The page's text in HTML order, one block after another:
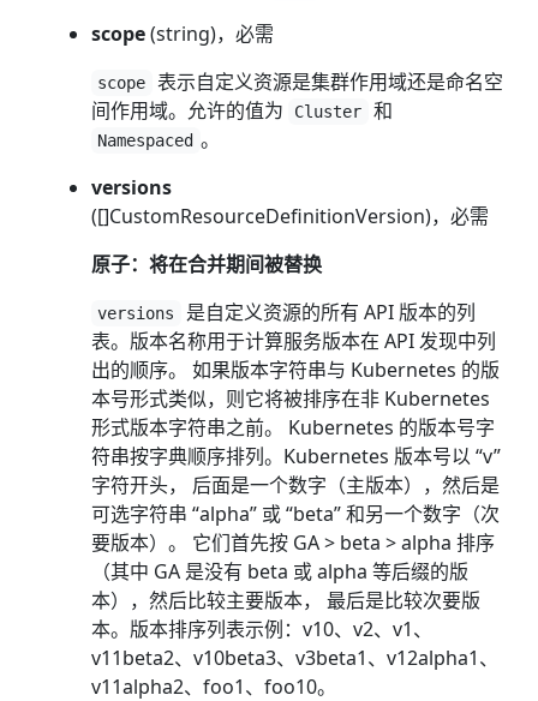
scope(string)，必需
scope
表示自定义资源是集群作用域还是命名空
间作用域。允许的值为
Cluster 和
Namespaced 。
versions
([]CustomResourceDefinitionVersion)，必需
原子：将在合并期间被替换
versions
是自定义资源的所有 API 版本的列
表。版本名称用于计算服务版本在 API 发现中列
出的顺序。 如果版本字符串与 Kubernetes 的版
本号形式类似，则它将被排序在非 Kubernetes
形式版本字符串之前。 Kubernetes 的版本号字
符串按字典顺序排列。Kubernetes 版本号以 “v”
字符开头， 后面是一个数字（主版本），然后是
可选字符串 “alpha” 或 “beta” 和另一个数字（次
要版本）。 它们首先按 GA > beta > alpha 排序
（其中 GA 是没有 beta 或 alpha 等后缀的版
本），然后比较主要版本， 最后是比较次要版
本。版本排序列表示例：v10、v2、v1、
v11beta2、v10beta3、v3beta1、v12alpha1、
v11alpha2、foo1、foo10。